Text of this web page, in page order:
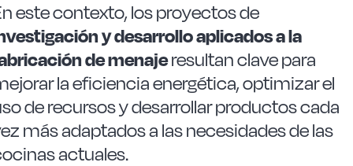
este contexto, los proyectos de
y desarrollo aplicados a la
de menajeresultan clave para
la eficiencia energética, optimizar el
de recursos y desarrollar productos cada
más adaptados a las necesidades de las
actuales.